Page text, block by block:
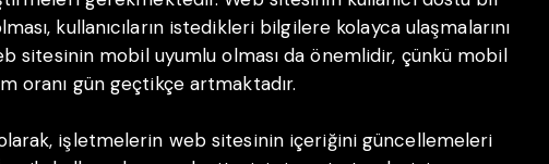
kullanıcıların istedikleri bilgilere kolayca ulaşmalarını
sitesinin mobil uyumlu olması da önemlidir, çünkü mobil
oranı gün geçtikçe artmaktadır.
işletmelerin web sitesinin içeriğini güncellemeleri